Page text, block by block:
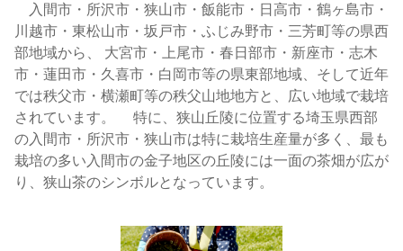
入間市・所沢市・狭山市・飯能市・日高市・鶴ヶ島市・
川越市・東松山市・坂戸市・ふじみ野市・三芳町等の県西
部地域から、 大宮市・上尾市・春日部市・新座市・志木
市・蓮田市・久喜市・白岡市等の県東部地域、そして近年
では秩父市・横瀬町等の秩父山地地方と、広い地域で栽培
されています。 特に、狭山丘陵に位置する埼玉県西部
の入間市・所沢市・狭山市は特に栽培生産量が多く、最も
栽培の多い入間市の金子地区の丘陵には一面の茶畑が広が
り、狭山茶のシンボルとなっています。